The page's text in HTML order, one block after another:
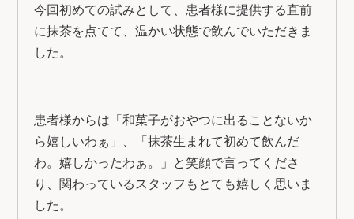
今回初めての試みとして、患者様に提供する直前
に抹茶を点てて、温かい状態で飲んでいただきま
した。
患者様からは「和菓子がおやつに出ることないか
ら嬉しいわぁ」、「抹茶生まれて初めて飲んだ
わ。嬉しかったわぁ。」と笑顔で言ってくださ
り、関わっているスタッフもとても嬉しく思いま
した。